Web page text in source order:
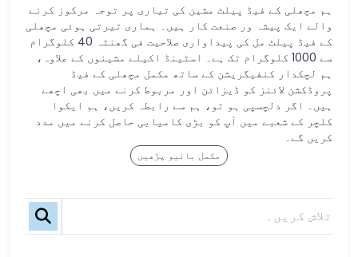
ہم مچھلی کے فیڈ پیلٹ مشین کی تیاری پر توجہ مرکوز کرنے
والے ایک پیشہ ور صنعت کار ہیں۔ ہماری تیرتی ہوئی مچھلی
کے فیڈ پیلٹ مل کی پیداواری صلاحیت فی گھنٹہ 40 کلوگرام
سے 1000 کلوگرام تک ہے۔ اسٹینڈ اکیلے مشینوں کے علاوہ،
ہم لچکدار کنفیگریشن کے ساتھ مکمل مچھلی کے فیڈ
پروڈکشن لائنز کو ڈیزائن اور مربوط کرنے میں بھی اچھے
ہیں۔ اگر دلچسپی ہو تو، ہم سے رابطہ کریں، ہم ایکوا
کلچر کے شعبے میں آپ کو بڑی کامیابی حاصل کرنے میں مدد
کریں گے۔
مکمل بائیو پڑھیں